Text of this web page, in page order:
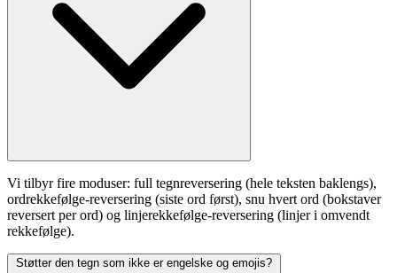
Vi tilbyr fire moduser: full tegnreversering (hele teksten baklengs),
ordrekkefølge-reversering (siste ord først), snu hvert ord (bokstaver
reversert per ord) og linjerekkefølge-reversering (linjer i omvendt
rekkefølge).
Støtter den tegn som ikke er engelske og emojis?